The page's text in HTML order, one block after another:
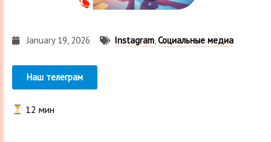
January 19, 2026 Instagram,Социальные медиа
Наш телеграм
12 мин